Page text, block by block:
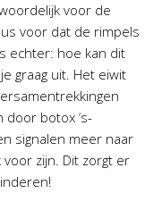
voor de
voor dat de rimpels
echter: hoe kan dit
graag uit. Het eiwit
botox ‘s-
signalen meer naar
zijn. Dit zorgt er